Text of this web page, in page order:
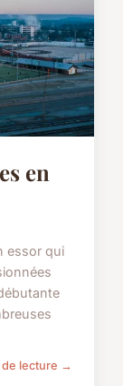
en
essor qui
de lecture →